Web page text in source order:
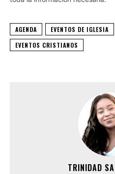
AGENDA EVENTOS DE IGLESIA
EVENTOS CRISTIANOS
TRINIDAD